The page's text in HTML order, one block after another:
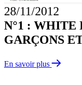
28/11/2012
N°1 : WHITE
GARÇONS
En savoir plus